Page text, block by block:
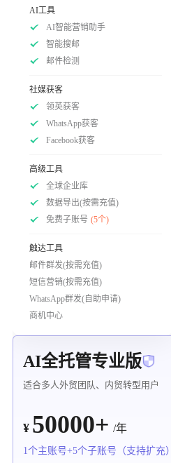
AI工具
AI智能营销助手
智能搜邮
邮件检测
社媒获客
领英获客
WhatsApp获客
Facebook获客
高级工具
全球企业库
数据导出(按需充值)
免费子账号 (5个)
触达工具
邮件群发(按需充值)
短信营销(按需充值)
WhatsApp群发(自助申请)
商机中心
AI全托管专业版
适合多人外贸团队、内贸转型用户
¥ 50000+ /年
1个主账号+5个子账号（支持扩充）